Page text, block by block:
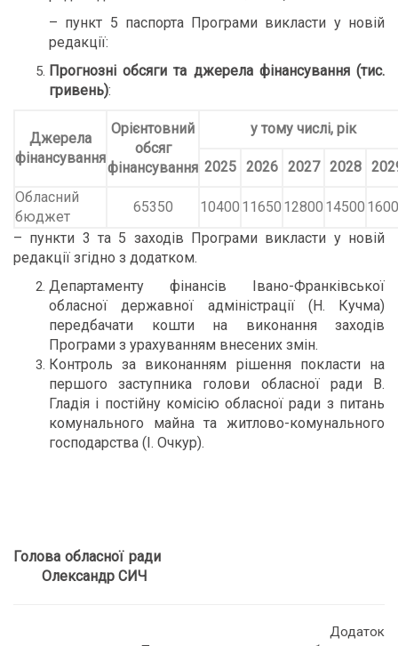
– пункт 5 паспорта Програми викласти у новій
редакції:
Прогнозні обсяги та джерела фінансування (тис.
гривень):
Джерела
фінансування
Орієнтовний
обсяг
фінансування
у тому числі, рік
2025 2026 2027 2028
Обласний
бюджет
65350 10400 11650 12800 14500
– пункти 3 та 5 заходів Програми викласти у новій
редакції згідно з додатком.
Департаменту фінансів Івано-Франківської
обласної державної адміністрації (Н. Кучма)
передбачати кошти на виконання заходів
Програми з урахуванням внесених змін.
Контроль за виконанням рішення покласти на
першого заступника голови обласної ради В.
Гладія і постійну комісію обласної ради з питань
комунального майна та житлово-комунального
господарства (І. Очкур).
Голова обласної ради
Олександр СИЧ
Додаток